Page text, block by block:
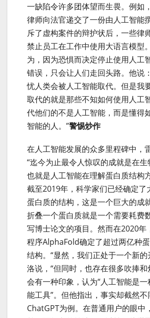
一缺陷令许多团体望而生畏。例如
律师向法官递交了一份由人工智能
斥了虚构案件的辩护状后，一些律
禁止员工在工作中使用大语言模型
为，因为恐惧而决定停止使用人工
错误，只会让人们走回头路。他说
忧人类会被人工智能取代。但是我
取代的就是那些不知如何使用人工
代他们的不是人工智能，而是懂得
智能的人。”警惕炒作
在人工智能发展的众多里程碑中，
“迄今为止最令人惊叹的成就是在生
也就是人工智能在理解蛋白质结构
截至2019年，科学家们已经确定了
蛋白质的结构，这是一个巨大的成
折叠一个蛋白质就是一个需要耗费
写博士论文的项目。然而在2020年
程序AlphaFold确定了超过两亿种
结构。“显然，我们正处于一个新的
洛说，“但同时，也存在很多吹捧和
会有一种印象，认为“人工智能是
能工具”。但他指出，事实却截然不
ChatGPT为例。在普通用户的眼中